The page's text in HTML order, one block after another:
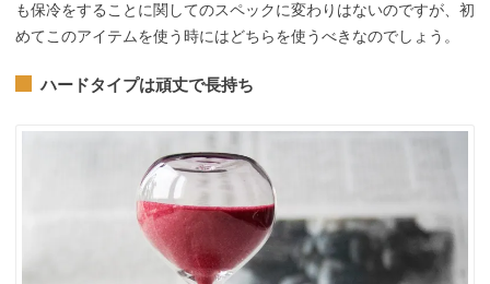
も保冷をすることに関してのスペックに変わりはないのですが、初
めてこのアイテムを使う時にはどちらを使うべきなのでしょう。
ハードタイプは頑丈で長持ち